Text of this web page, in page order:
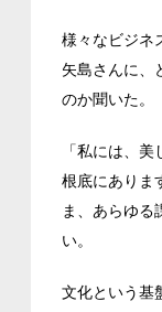
様々なビジネ
矢島さんに、
のか聞いた。
「私には、
根底にありま
ま、あらゆる
い。
文化という基